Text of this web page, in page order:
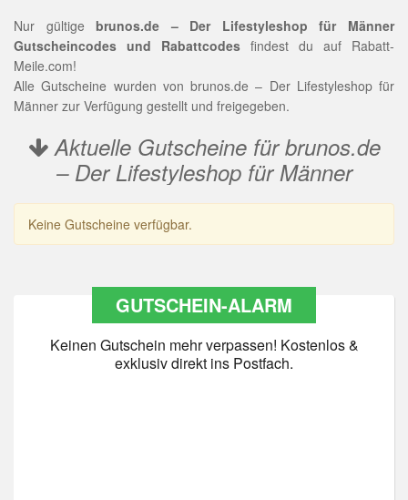
Nur gültigebrunos.de – Der Lifestyleshop für Männer
Gutscheincodes und Rabattcodes findest du auf Rabatt-
Meile.com!
Alle Gutscheine wurden von brunos.de – Der Lifestyleshop für
Männer zur Verfügung gestellt und freigegeben.
Aktuelle Gutscheine für brunos.de
– Der Lifestyleshop für Männer
Keine Gutscheine verfügbar.
GUTSCHEIN-ALARM
Keinen Gutschein mehr verpassen! Kostenlos &
exklusiv direkt ins Postfach.